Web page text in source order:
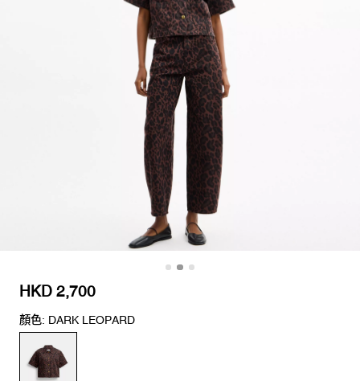
HKD 2,700
顏色: DARK LEOPARD